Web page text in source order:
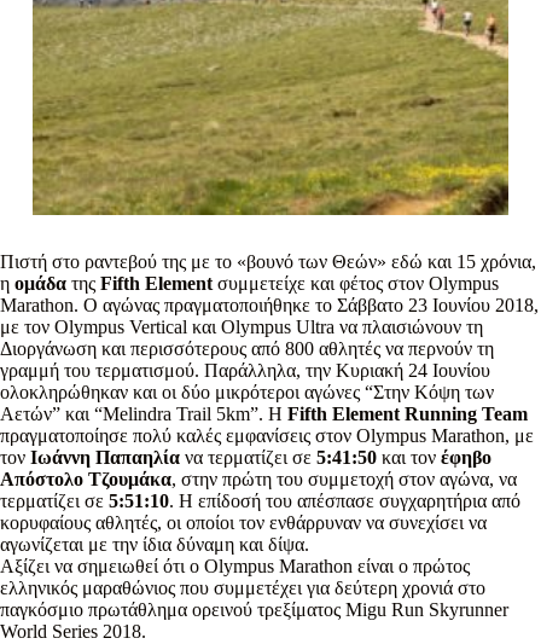
Πιστή στο ραντεβού της με το «βουνό των Θεών» εδώ και 15 χρόνια,
η ομάδα της Fifth Element συμμετείχε και φέτος στον Olympus
Marathon. Ο αγώνας πραγματοποιήθηκε το Σάββατο 23 Ιουνίου 2018,
με τον Olympus Vertical και Olympus Ultra να πλαισιώνουν τη
Διοργάνωση και περισσότερους από 800 αθλητές να περνούν τη
γραμμή του τερματισμού. Παράλληλα, την Κυριακή 24 Ιουνίου
ολοκληρώθηκαν και οι δύο μικρότεροι αγώνες “Στην Κόψη των
Αετών” και “Melindra Trail 5km”. Η Fifth Element Running Team
πραγματοποίησε πολύ καλές εμφανίσεις στον Olympus Marathon, με
τον Ιωάννη Παπαηλία να τερματίζει σε 5:41:50 και τον έφηβο
Απόστολο Τζουμάκα, στην πρώτη του συμμετοχή στον αγώνα, να
τερματίζει σε 5:51:10. Η επίδοσή του απέσπασε συγχαρητήρια από
κορυφαίους αθλητές, οι οποίοι τον ενθάρρυναν να συνεχίσει να
αγωνίζεται με την ίδια δύναμη και δίψα.
Αξίζει να σημειωθεί ότι ο Olympus Marathon είναι ο πρώτος
ελληνικός μαραθώνιος που συμμετέχει για δεύτερη χρονιά στο
παγκόσμιο πρωτάθλημα ορεινού τρεξίματος Migu Run Skyrunner
World Series 2018.